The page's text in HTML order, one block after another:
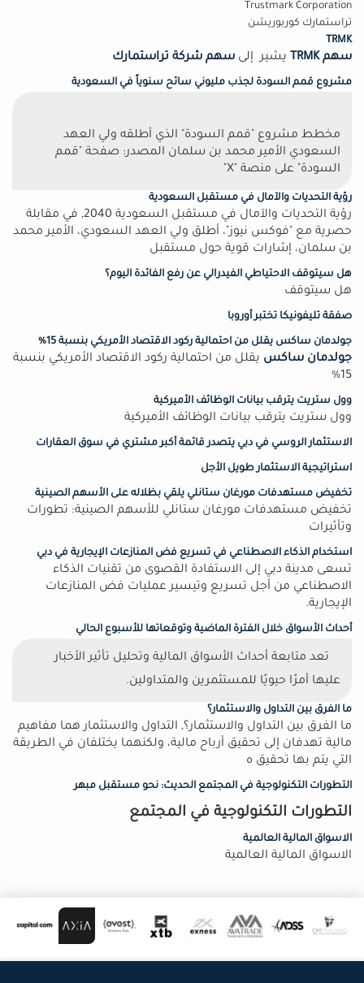
Trustmark Corporation
تراستمارك كوربوريشن
TRMK
سهم TRMK يشير إلى سهم شركة تراستمارك
مشروع قمم السودة لجذب مليوني سائح سنوياً في السعودية
مخطط مشروع "قمم السودة" الذي أطلقه ولي العهد
السعودي الأمير محمد بن سلمان المصدر: صفحة "قمم
السودة" على منصة "X"
رؤية التحديات والآمال في مستقبل السعودية
رؤية التحديات والآمال في مستقبل السعودية 2040, في مقابلة
حصرية مع "فوكس نيوز"، أطلق ولي العهد السعودي، الأمير محمد
بن سلمان، إشارات قوية حول مستقبل
هل سيتوقف الاحتياطي الفيدرالي عن رفع الفائدة اليوم؟
هل سيتوقف
صفقة تليفونيكا تختبر أوروبا
جولدمان ساكس يقلل من احتمالية ركود الاقتصاد الأمريكي بنسبة 15%
جولدمان ساكس يقلل من احتمالية ركود الاقتصاد الأمريكي بنسبة
15%
وول ستريت يترقب بيانات الوظائف الأميركية
وول ستريت يترقب بيانات الوظائف الأميركية
الاستثمار الروسي في دبي يتصدر قائمة أكبر مشتري في سوق العقارات
استراتيجية الاستثمار طويل الأجل
تخفيض مستهدفات مورغان ستانلي يلقي بظلاله على الأسهم الصينية
تخفيض مستهدفات مورغان ستانلي للأسهم الصينية: تطورات
وتأثيرات
استخدام الذكاء الاصطناعي في تسريع فض المنازعات الإيجارية في دبي
تسعى مدينة دبي إلى الاستفادة القصوى من تقنيات الذكاء
الاصطناعي من أجل تسريع وتيسير عمليات فض المنازعات
الإيجارية.
أحداث الأسواق خلال الفترة الماضية وتوقعاتها للأسبوع الحالي
تعد متابعة أحداث الأسواق المالية وتحليل تأثير الأخبار
عليها أمرًا حيويًا للمستثمرين والمتداولين.
ما الفرق بين التداول والاستثمار؟
ما الفرق بين التداول والاستثمار؟, التداول والاستثمار هما مفاهيم
مالية تهدفان إلى تحقيق أرباح مالية، ولكنهما يختلفان في الطريقة
التي يتم بها تحقيق ه
التطورات التكنولوجية في المجتمع الحديث: نحو مستقبل مبهر
التطورات التكنولوجية في المجتمع
الاسواق المالية العالمية
الاسواق المالية العالمية